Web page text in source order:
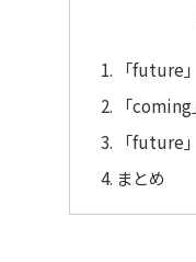
「future
「
「future
まとめ